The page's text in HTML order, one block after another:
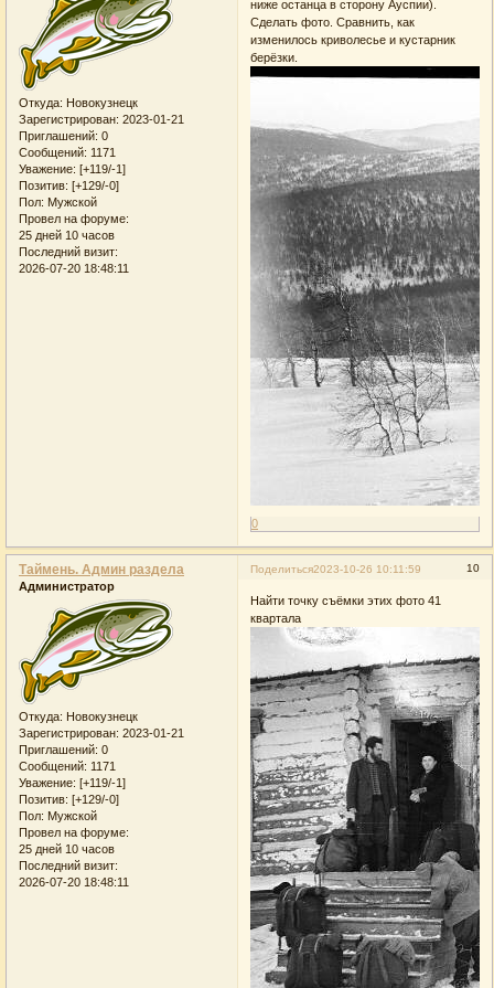
Откуда: Новокузнецк
Зарегистрирован: 2023-01-21
Приглашений: 0
Сообщений: 1171
Уважение: [+119/-1]
Позитив: [+129/-0]
Пол: Мужской
Провел на форуме:
25 дней 10 часов
Последний визит:
2026-07-20 18:48:11
ниже останца в сторону Ауспии).
Сделать фото. Сравнить, как
изменилось криволесье и кустарник
берёзки.
0
Поделиться 10
2023-10-26 10:11:59
Таймень. Админ раздела
Администратор
Откуда: Новокузнецк
Зарегистрирован: 2023-01-21
Приглашений: 0
Сообщений: 1171
Уважение: [+119/-1]
Позитив: [+129/-0]
Пол: Мужской
Провел на форуме:
25 дней 10 часов
Последний визит:
2026-07-20 18:48:11
Найти точку съёмки этих фото 41
квартала